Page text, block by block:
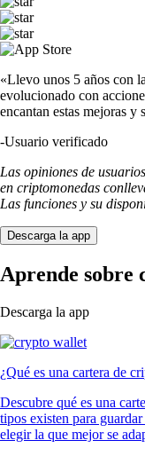
«Llevo unos 5 años con
evolucionado con
encantan estas mejoras
-Usuario verificado
Las opiniones de
en criptomonedas
Las funciones y su
Descarga la app
Aprende sobre
Descarga la app
¿Qué es una cartera de
Descubre qué es una
tipos existen para
elegir la que mejor se